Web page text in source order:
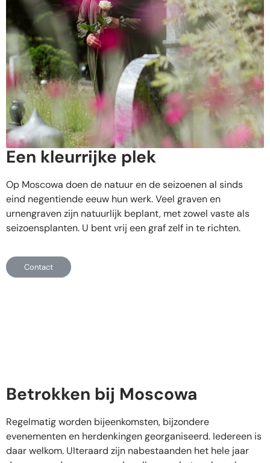
Een kleurrijke plek
Op Moscowa doen de natuur en de seizoenen al sinds
eind negentiende eeuw hun werk. Veel graven en
urnengraven zijn natuurlijk beplant, met zowel vaste als
seizoensplanten. U bent vrij een graf zelf in te richten.
Contact
Betrokken bij Moscowa
Regelmatig worden bijeenkomsten, bijzondere
evenementen en herdenkingen georganiseerd. Iedereen is
daar welkom. UIteraard zijn nabestaanden het hele jaar